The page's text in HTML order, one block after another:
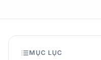
MỤC LỤC